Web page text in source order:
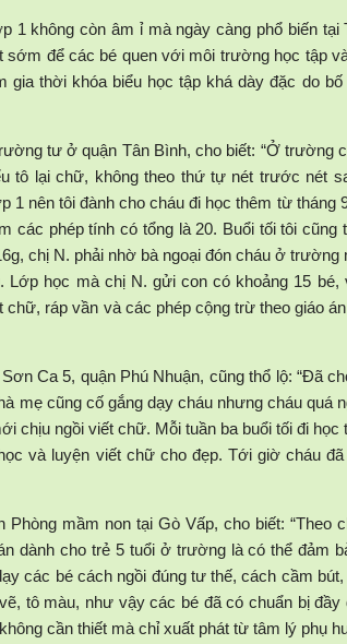
1 không còn âm ỉ mà ngày càng phổ biến tại
sớm để các bé quen với môi trường học tập
gia thời khóa biểu học tập khá dày đặc do
tư ở quận Tân Bình, cho biết: “Ở trường
tô lại chữ, không theo thứ tự nét trước nét
1 nên tôi đành cho cháu đi học thêm từ tháng
các phép tính có tổng là 20. Buổi tối tôi cũng
chị N. phải nhờ bà ngoại đón cháu ở trường
Lớp học mà chị N. gửi con có khoảng 15
chữ, ráp vần và các phép cộng trừ theo giáo
Ca 5, quận Phú Nhuận, cũng thổ lộ: “Đã
mẹ cũng cố gắng dạy cháu nhưng cháu quá
chịu ngồi viết chữ. Mỗi tuần ba buổi tối đi học
và luyện viết chữ cho đẹp. Tới giờ cháu
mầm non tại Gò Vấp, cho biết: “Theo
dành cho trẻ 5 tuổi ở trường là có thể đảm
các bé cách ngồi đúng tư thế, cách cầm
tô màu, như vậy các bé đã có chuẩn bị
cần thiết mà chỉ xuất phát từ tâm lý phụ